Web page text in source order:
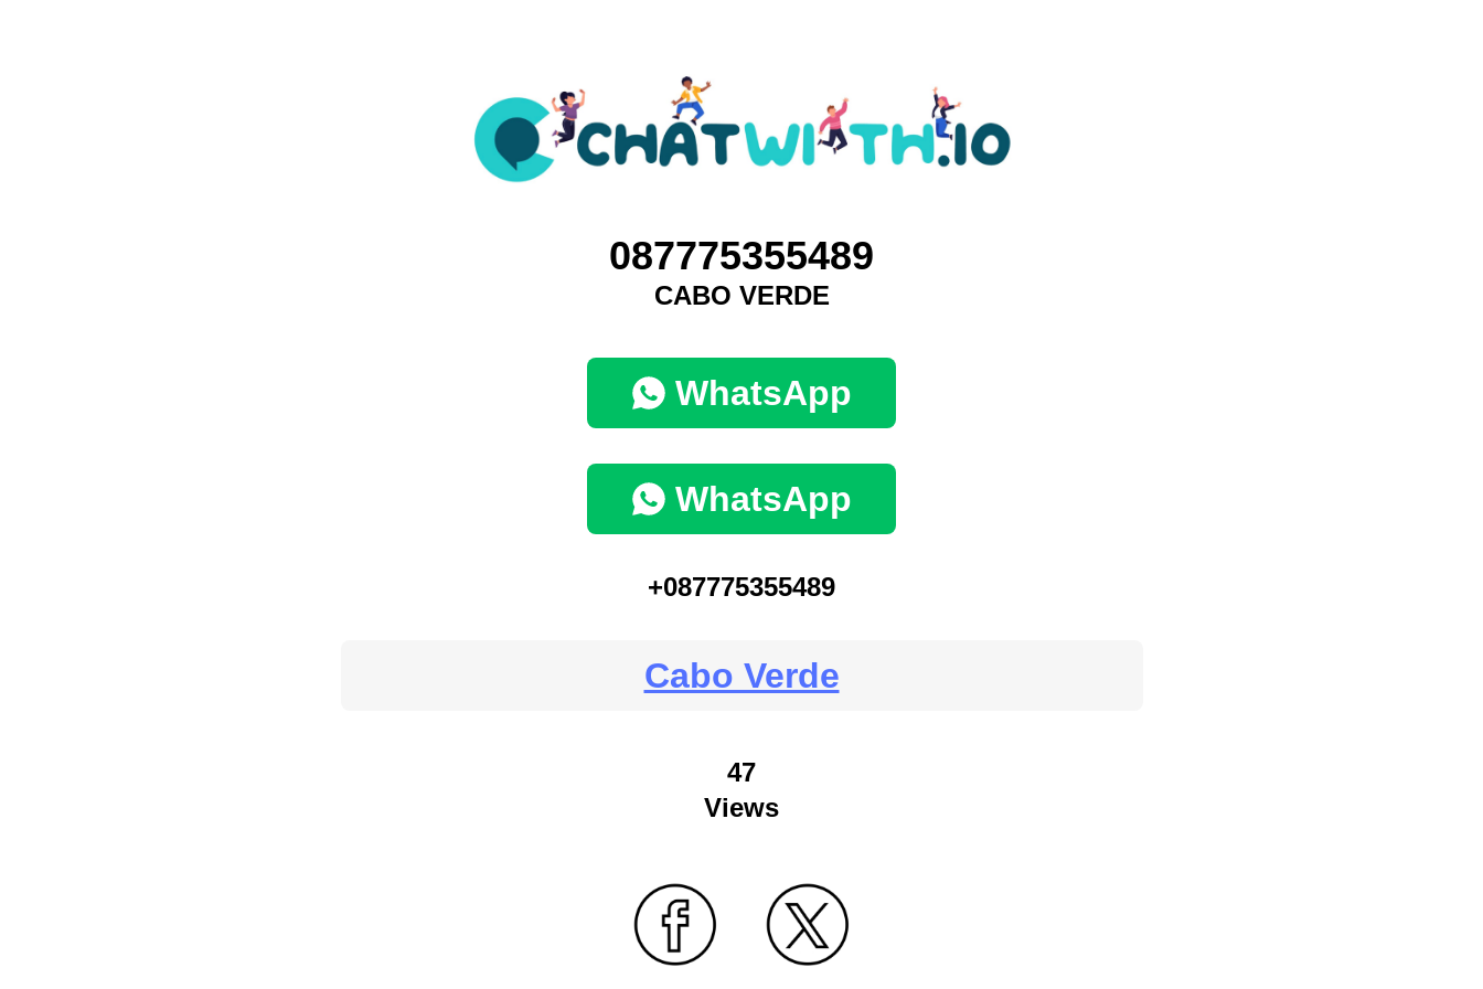
087775355489
CABO VERDE
WhatsApp
WhatsApp
+087775355489
Cabo Verde
47
Views